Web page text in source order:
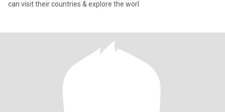
can visit their countries & explore the worl